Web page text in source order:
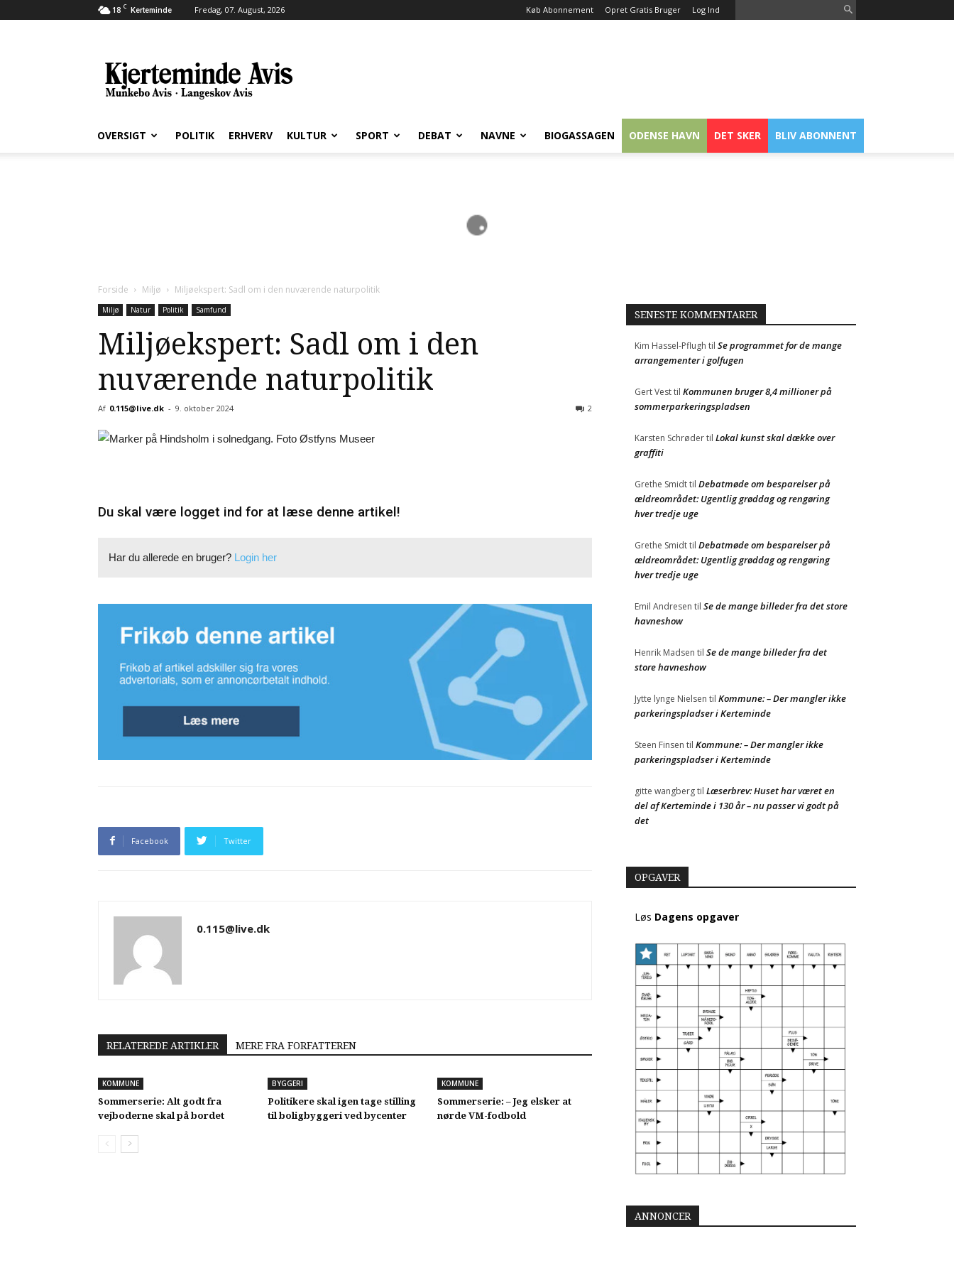
18 C Kerteminde Fredag, 07. August, 2026 Køb Abonnement Opret Gratis Bruger Log Ind
Avis
OVERSIGT POLITIK ERHVERV KULTUR SPORT DEBAT NAVNE BIOGASSAGEN ODENSE HAVN DET SKER BLIV ABONNENT
Forside Miljø Miljøekspert: Sadl om i den nuværende naturpolitik
Miljø Natur Politik Samfund
Miljøekspert: Sadl om i den
nuværende naturpolitik
Af 0.115@live.dk - 9. oktober 2024 2
Du skal være logget ind for at læse denne artikel!
Har du allerede en bruger? Login her
Facebook Twitter
0.115@live.dk
RELATEREDE ARTIKLER MERE FRA FORFATTEREN
KOMMUNE
Sommerserie: Alt godt fra
vejboderne skal på bordet
BYGGERI
Politikere skal igen tage stilling
til boligbyggeri ved bycenter
KOMMUNE
Sommerserie: – Jeg elsker at
nørde VM-fodbold
SENESTE KOMMENTARER
Kim Hassel-Pflugh til Se programmet for de mange
arrangementer i golfugen
Gert Vesttil Kommunen bruger 8,4 millioner på
sommerparkeringspladsen
Karsten Schrødertil Lokal kunst skal dække over
graffiti
Grethe Smidttil Debatmøde om besparelser på
ældreområdet: Ugentlig grøddag og rengøring
hver tredje uge
Grethe Smidttil Debatmøde om besparelser på
ældreområdet: Ugentlig grøddag og rengøring
hver tredje uge
Emil Andresen til Se de mange billeder fra det store
havneshow
Henrik Madsen til Se de mange billeder fra det
store havneshow
Jytte lynge Nielsen til Kommune: – Der mangler ikke
parkeringspladser i Kerteminde
Steen Finsen til Kommune: – Der mangler ikke
parkeringspladser i Kerteminde
gitte wangbergtil Læserbrev: Huset har været en
del af Kerteminde i 130 år – nu passer vi godt på
det
OPGAVER
Løs Dagens opgaver
ANNONCER